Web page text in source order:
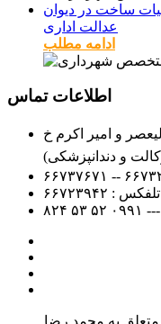
ساخت در دیوان
عدالت اداری
ادامه مطلب
اطلاعات تماس
و امیر اکرم خ
۶۶۷۳۷۶۷۱
تلفکس : ۶۶۷۲۳۹۴۲
۵۲ ۵۳ ۸۲۴